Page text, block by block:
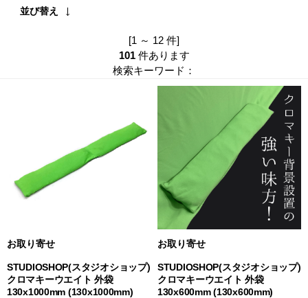
並び替え
[1 ～ 12 件]
101 件あります
検索キーワード：
お取り寄せ
STUDIOSHOP(スタジオショップ)
クロマキーウエイト 外袋
130x1000mm (130x1000mm)
お取り寄せ
STUDIOSHOP(スタジオショップ)
クロマキーウエイト 外袋
130x600mm (130x600mm)